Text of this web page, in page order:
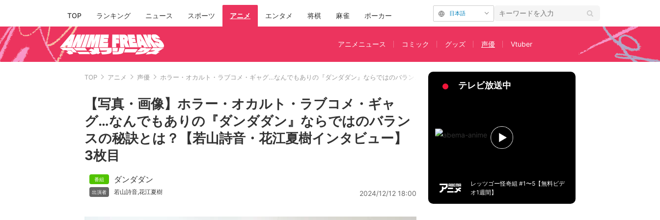
TOP ランキング ニュース スポーツ アニメ エンタメ 将棋 麻雀 ポーカー 日本語
アニメニュース コミック グッズ 声優 Vtuber
TOP アニメ 声優 ホラー・オカルト・ラブコメ・ギャグ…なんでもありの『ダンダダン』ならではのバランスの秘訣とは？【若山詩音・花江夏樹インタビュー】
【写真・画像】ホラー・オカルト・ラブコメ・ギャ
グ…なんでもありの『ダンダダン』ならではのバラン
スの秘訣とは？【若山詩音・花江夏樹インタビュー】
3枚目
ダンダダン
若山詩音,花江夏樹 2024/12/12 18:00
テレビ放送中
レッツゴー怪奇組 #1〜5【無料ビデ
オ1週間】